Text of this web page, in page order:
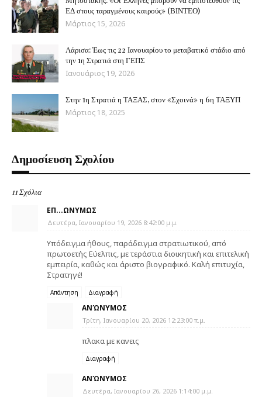
ΕΔ στους ταραγμένους καιρούς» (ΒΙΝΤΕΟ)
Μάρτιος 15, 2026
Λάρισα: Έως τις 22 Ιανουαρίου το μεταβατικό στάδιο από
την 1η Στρατιά στη ΓΕΠΣ
Ιανουάριος 19, 2026
Στην 1η Στρατιά η ΤΑΞΑΣ, στον «Σχοινά» η 6η ΤΑΞΥΠ
Μάρτιος 18, 2025
Δημοσίευση Σχολίου
11 Σχόλια
ΕΠ...ΩΝΥΜΩΣ
Δευτέρα, Ιανουαρίου 19, 2026 8:42:00 μ.μ.
Υπόδειγμα ήθους, παράδειγμα στρατιωτικού, από
πρωτοετής Εύελπις, με τεράστια διοικητική και επιτελική
εμπειρία, καθώς και άριστο βιογραφικό. Καλή επιτυχία,
Στρατηγέ!
Απάντηση Διαγραφή
ΑΝΏΝΥΜΟΣ
Τρίτη, Ιανουαρίου 20, 2026 12:23:00 π.μ.
πλακα με κανεις
Διαγραφή
ΑΝΏΝΥΜΟΣ
Δευτέρα, Ιανουαρίου 26, 2026 1:14:00 μ.μ.